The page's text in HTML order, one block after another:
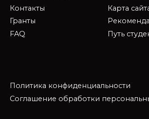
Контакты
Гранты
FAQ
Карта
Путь
Политика конфиденциальности
Соглашение обработки